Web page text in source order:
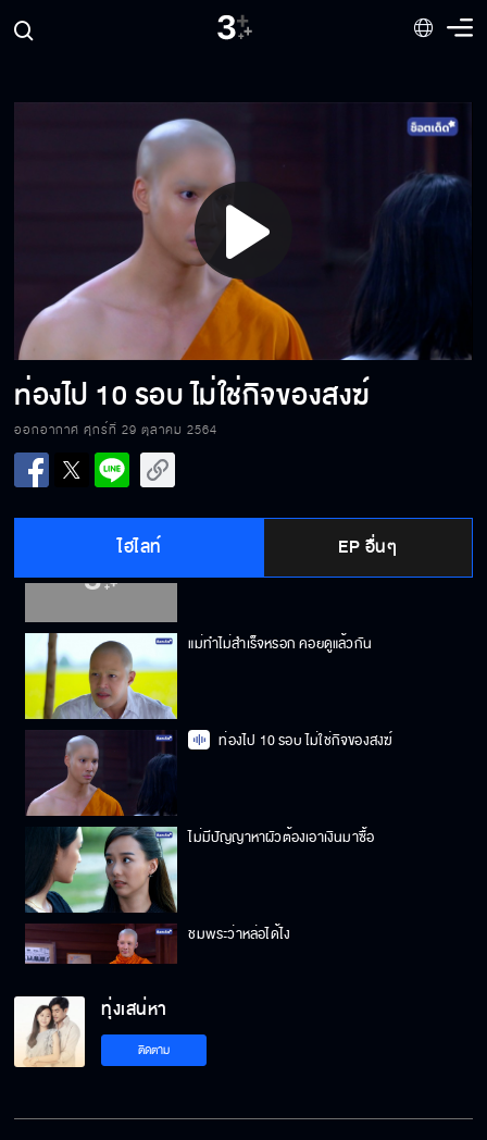
Play
Video
ท่องไป 10 รอบ ไม่ใช่กิจของสงฆ์
ออกอากาศ ศุกร์ที่ 29 ตุลาคม 2564
ไฮไลท์ EP อื่นๆ
ทำตัวเหมือนหมาตัวผู้เดือน 12
กันตพล แปลว่า พลังที่ดีงาม
ทหารบก ผลัด 1
ท่านอย่าสึกเลย เป็นพระมีคนหาให้กิน
แม่ทำไม่สำเร็จหรอก คอยดูแล้วกัน
ท่องไป 10 รอบ ไม่ใช่กิจของสงฆ์
ไม่มีปัญญาหาผัวต้องเอาเงินมาซื้อ
ชมพระว่าหล่อได้ไง
ฝากดูแม่แทนข้าด้วย
ทุ่งเสน่หา
ติดตาม